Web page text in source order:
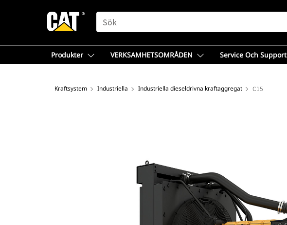
SEARCH
Produkter VERKSAMHETSOMRÅDEN Service Och Support
Kraftsystem Industriella Industriella dieseldrivna kraftaggregat C15